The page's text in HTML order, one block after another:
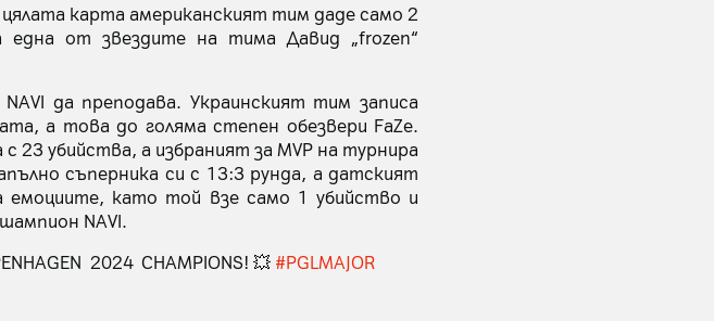
карта американският тим даде само 2
една от звездите на тима Давид „frozen“
да преподава. Украинският тим записа
а това до голяма степен обезвери FaZe.
23 убийства, а избраният за MVP на турнира
съперника си с 13:3 рунда, а датският
емоциите, като той взе само 1 убийство и
NAVI.
2024 CHAMPIONS!💥 #PGLMAJOR